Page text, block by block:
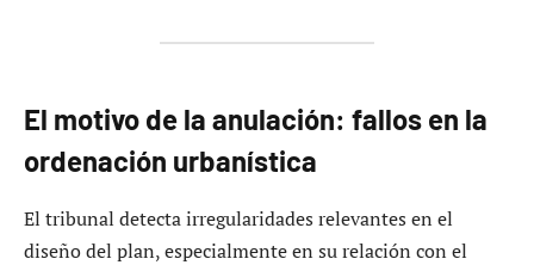
El motivo de la anulación: fallos en la
ordenación urbanística
El tribunal detecta irregularidades relevantes en el
diseño del plan, especialmente en su relación con el